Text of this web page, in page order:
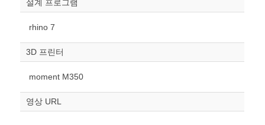
mm
폭
mm
스케일
STL다운로드
설계 프로그램
rhino 7
3D 프린터
moment M350
영상 URL